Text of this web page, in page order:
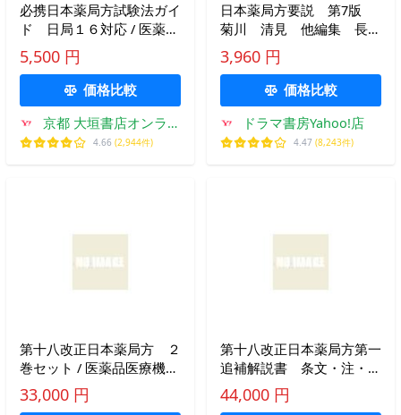
必携日本薬局方試験法ガイ
ド 日局１６対応 / 医薬品
医療機器レギュラトリーサ
イエンス財団／編
5,500 円
価格比較
京都 大垣書店オンライ
ン
4.66 (2,944件)
日本薬局方要説 第7版
菊川 清見 他編集 長
坂 達夫 他編集
3,960 円
価格比較
ドラマ書房Yahoo!店
4.47 (8,243件)
第十八改正日本薬局方 ２
巻セット / 医薬品医療機器
レギュ
33,000 円
第十八改正日本薬局方第一
追補解説書 条文・注・解
説 / 日本薬局方解説書編集
委員会／編
44,000 円